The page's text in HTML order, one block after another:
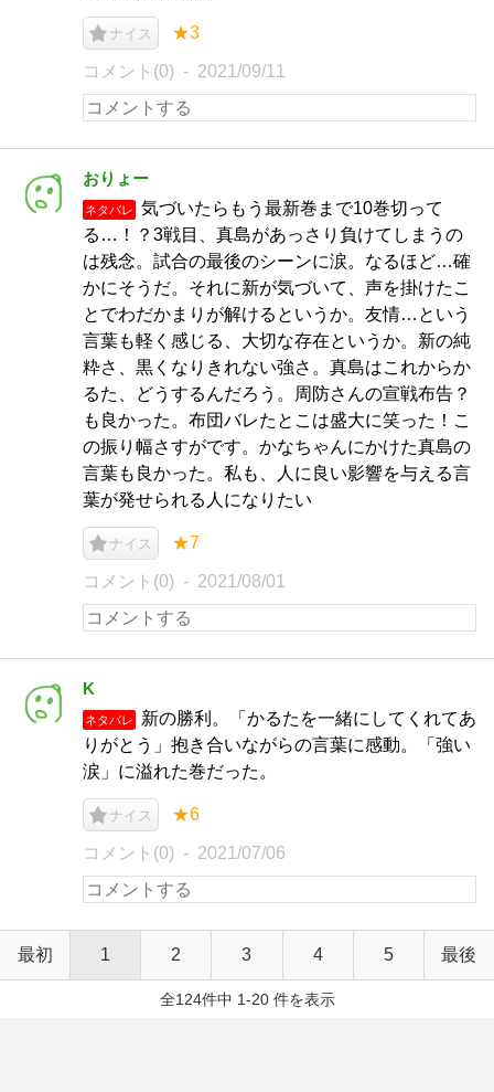
ナイス ★3
コメント(0) 2021/09/11
おりょー
ネタバレ
気づいたらもう最新巻まで10巻切って
る…！？3戦目、真島があっさり負けてしまうの
は残念。試合の最後のシーンに涙。なるほど…確
かにそうだ。それに新が気づいて、声を掛けたこ
とでわだかまりが解けるというか。友情…という
言葉も軽く感じる、大切な存在というか。新の純
粋さ、黒くなりきれない強さ。真島はこれからか
るた、どうするんだろう。周防さんの宣戦布告？
も良かった。布団バレたとこは盛大に笑った！こ
の振り幅さすがです。かなちゃんにかけた真島の
言葉も良かった。私も、人に良い影響を与える言
葉が発せられる人になりたい
ナイス ★7
コメント(0) 2021/08/01
K
ネタバレ
新の勝利。「かるたを一緒にしてくれてあ
りがとう」抱き合いながらの言葉に感動。「強い
涙」に溢れた巻だった。
ナイス ★6
コメント(0) 2021/07/06
最初 1 2 3 4 5 最後
全124件中 1-20 件を表示